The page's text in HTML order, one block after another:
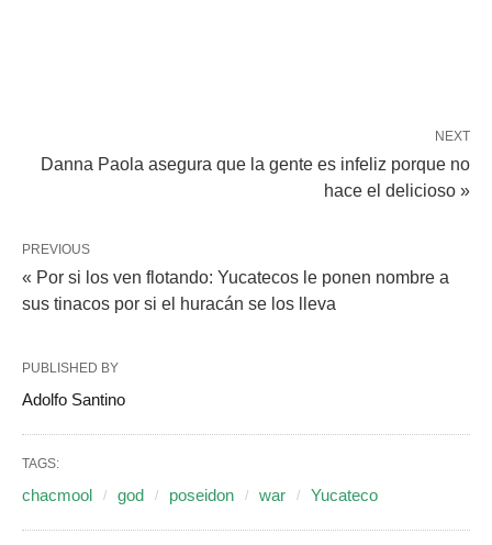
NEXT
Danna Paola asegura que la gente es infeliz porque no
hace el delicioso »
PREVIOUS
« Por si los ven flotando: Yucatecos le ponen nombre a
sus tinacos por si el huracán se los lleva
PUBLISHED BY
Adolfo Santino
TAGS:
chacmool god poseidon war Yucateco